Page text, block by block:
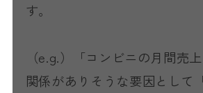
す。
（e.g.）「コンビニの月間売
関係がありそうな要因として